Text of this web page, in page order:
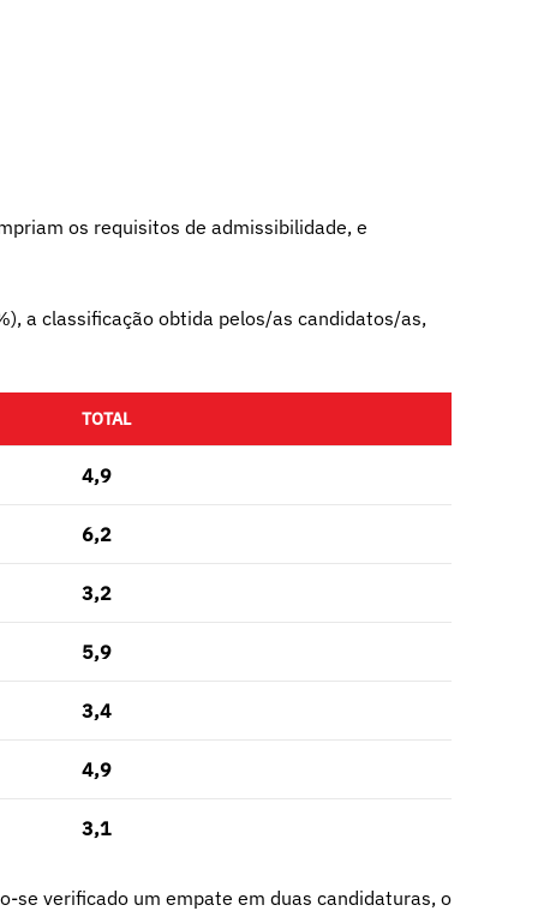
os requisitos de admissibilidade, e
a classificação obtida pelos/as candidatos/as,
TOTAL
4,9
6,2
3,2
5,9
3,4
4,9
3,1
se verificado um empate em duas candidaturas, o